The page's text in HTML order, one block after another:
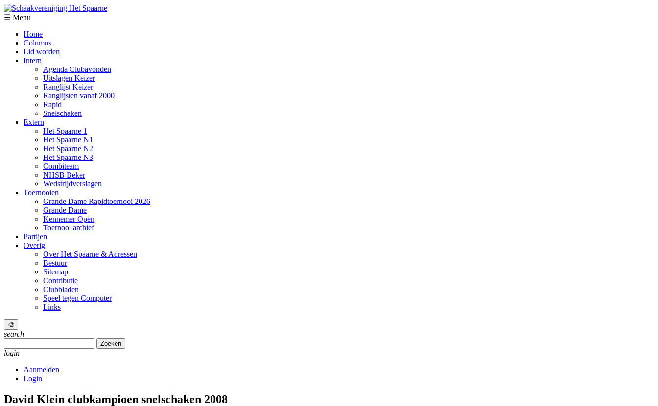
☰ Menu
Home
Columns
Lid worden
Intern
Agenda Clubavonden
Uitslagen Keizer
Ranglijst Keizer
Ranglijsten vanaf 2000
Rapid
Snelschaken
Extern
Het Spaarne 1
Het Spaarne N1
Het Spaarne N2
Het Spaarne N3
Combiteam
NHSB Beker
Wedstrijdverslagen
Toernooien
Grande Dame Rapidtoernooi 2026
Grande Dame
Kennemer Open
Toernooi archief
Partijen
Overig
Over Het Spaarne & Adressen
Bestuur
Sitemap
Contributie
Clubbladen
Speel tegen Computer
Links
🎨
search
naar:
login
Aanmelden
Login
David Klein clubkampioen snelschaken 2008